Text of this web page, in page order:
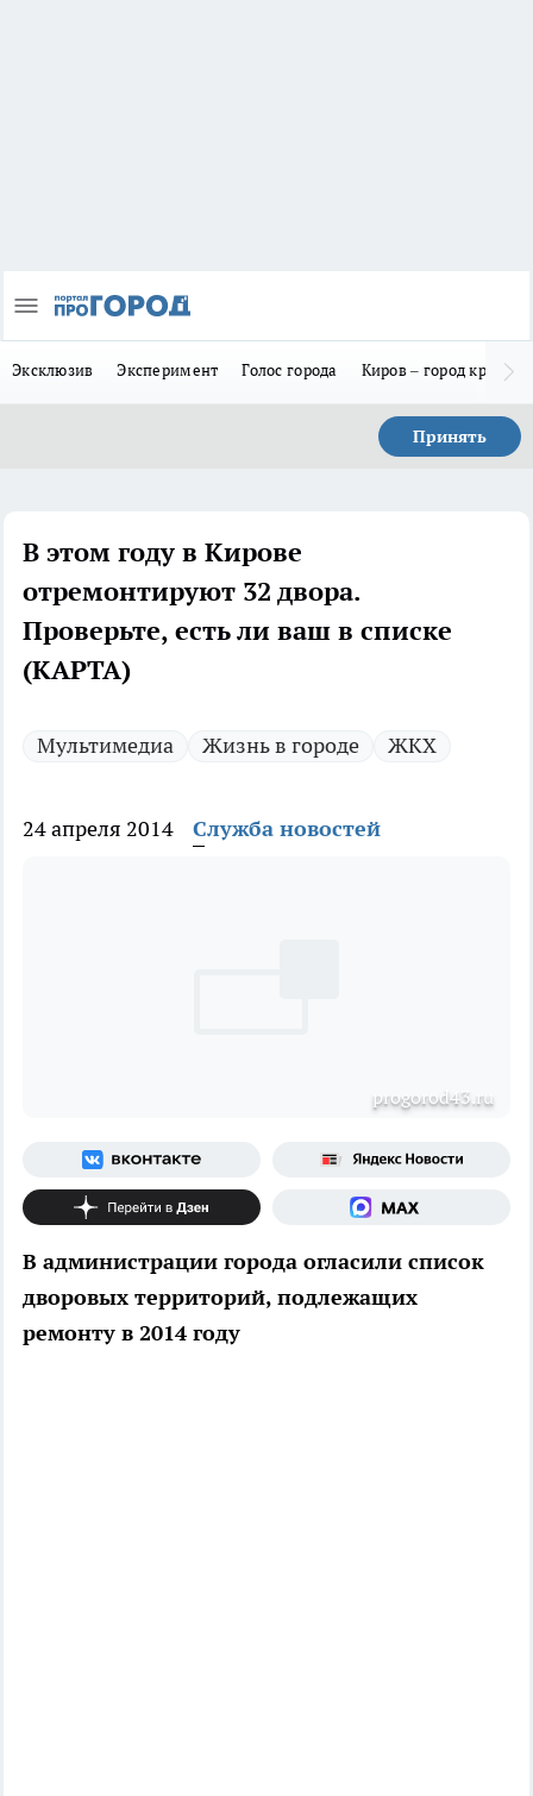
Эксклюзив Эксперимент Голос города Киров – город
Принять
В этом году в Кирове
отремонтируют 32 двора.
Проверьте, есть ли ваш в списке
(КАРТА)
Мультимедиа Жизнь в городе ЖКХ
24 апреля 2014 Служба новостей
рrogorod43.ru
В администрации города огласили список
дворовых территорий, подлежащих
ремонту в 2014 году